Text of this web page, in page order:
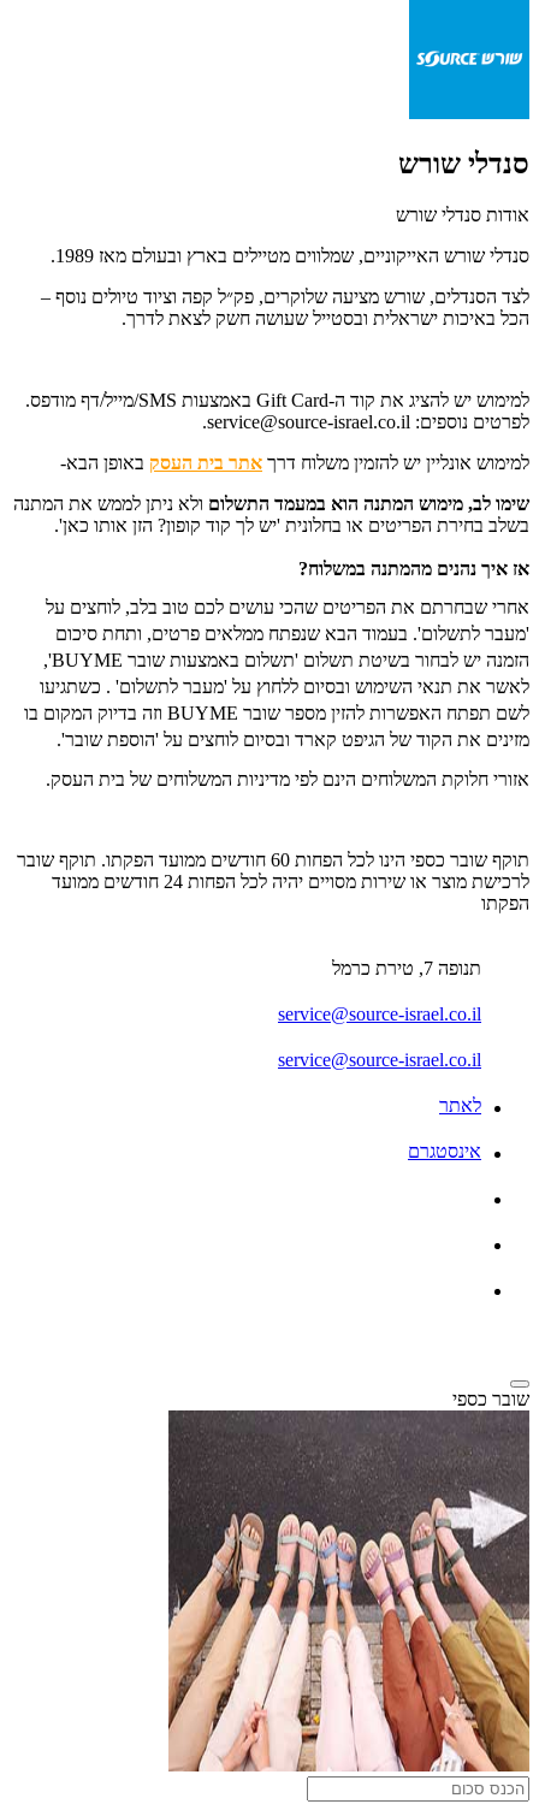
סנדלי שורש
אודות סנדלי שורש
סנדלי שורש האייקוניים, שמלווים מטיילים בארץ ובעולם מאז 1989.
לצד הסנדלים, שורש מציעה שלוקרים, פק״ל קפה וציוד טיולים נוסף –
הכל באיכות ישראלית ובסטייל שעושה חשק לצאת לדרך.
למימוש יש להציג את קוד ה-Gift Card באמצעות SMS/מייל/דף מודפס.
לפרטים נוספים: service@source-israel.co.il
.
למימוש אונליין יש להזמין משלוח דרך אתר בית העסק באופן הבא-
שימו לב, מימוש המתנה הוא במעמד התשלום ולא ניתן לממש את המתנה
בשלב בחירת הפריטים או בחלונית 'יש לך קוד קופון? הזן אותו כאן'.
אז איך נהנים מהמתנה במשלוח?
אחרי שבחרתם את הפריטים שהכי עושים לכם טוב בלב, לוחצים על
'מעבר לתשלום'. בעמוד הבא שנפתח ממלאים פרטים, ותחת סיכום
הזמנה יש לבחור בשיטת תשלום 'תשלום באמצעות שובר BUYME',
לאשר את תנאי השימוש ובסיום ללחוץ על 'מעבר לתשלום' . כשתגיעו
לשם תפתח האפשרות להזין מספר שובר BUYME וזה בדיוק המקום בו
מזינים את הקוד של הגיפט קארד ובסיום לוחצים על 'הוספת שובר'.
אזורי חלוקת המשלוחים הינם לפי מדיניות המשלוחים של בית העסק.
תוקף שובר כספי הינו לכל הפחות 60 חודשים ממועד הפקתו. תוקף שובר
לרכישת מוצר או שירות מסויים יהיה לכל הפחות 24 חודשים ממועד
הפקתו
תנופה 7, טירת כרמל
service@source-israel.co.il
service@source-israel.co.il
לאתר
אינסטגרם
שובר כספי